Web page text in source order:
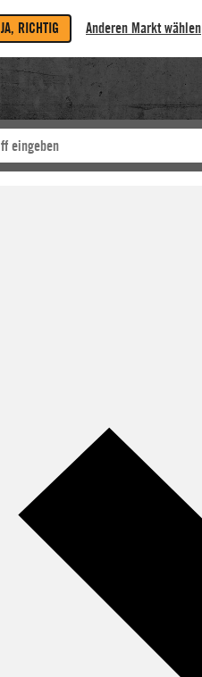
JA, RICHTIG Anderen Markt wählen